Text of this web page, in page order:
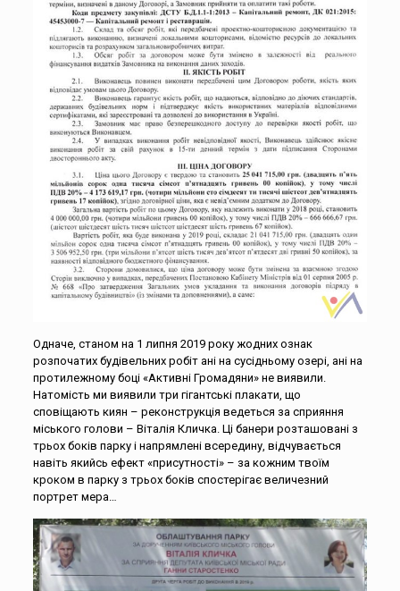
Одначе, станом на 1 липня 2019 року жодних ознак
розпочатих будівельних робіт ані на сусідньому озері, ані на
протилежному боці «Активні Громадяни» не виявили.
Натомість ми виявили три гігантські плакати, що
сповіщають киян – реконструкція ведеться за сприяння
міського голови – Віталія Кличка. Ці банери розташовані з
трьох боків парку і напрямлені всередину, відчувається
навіть якийсь ефект «присутності» – за кожним твоїм
кроком в парку з трьох боків спостерігає величезний
портрет мера…